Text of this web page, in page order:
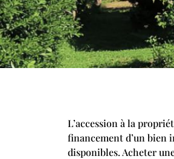
L’accession à la
financement d’un bien
disponibles. Acheter